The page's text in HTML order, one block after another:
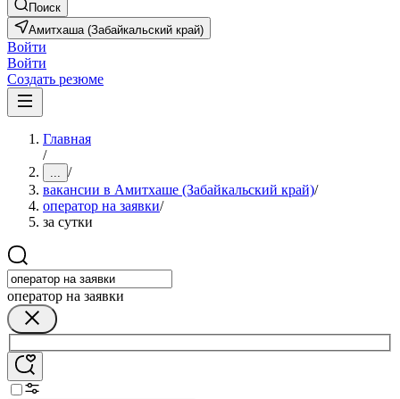
Поиск
Амитхаша (Забайкальский край)
Войти
Войти
Создать резюме
Главная
/
... /
вакансии в Амитхаше (Забайкальский край)/
оператор на заявки/
за сутки
оператор на заявки